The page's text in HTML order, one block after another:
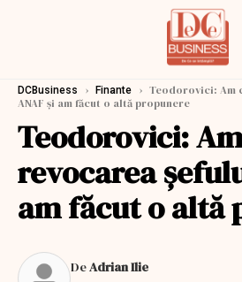
DCBusiness › Finante › Teodorovici: Am
ANAF și am făcut o altă propunere
Teodorovici:
revocarea
am făcut o altă
DeAdrian Ilie